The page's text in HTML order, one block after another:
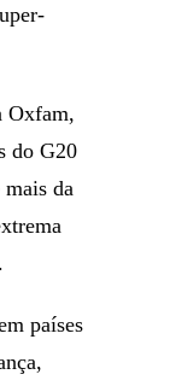
Oxfam,
do G20
mais da
países